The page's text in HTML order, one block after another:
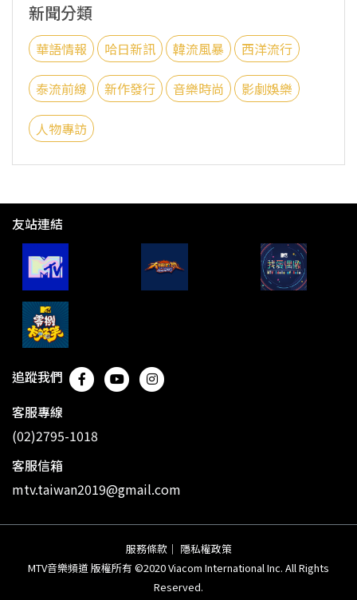
新聞分類
華語情報 哈日新訊 韓流風暴 西洋流行
泰流前線 新作發行 音樂時尚 影劇娛樂
人物專訪
友站連結
追蹤我們
客服專線
(02)2795-1018
客服信箱
mtv.taiwan2019@gmail.com
服務條款 ｜ 隱私權政策
MTV音樂頻道 版權所有 ©2020 Viacom International Inc. All Rights
Reserved.